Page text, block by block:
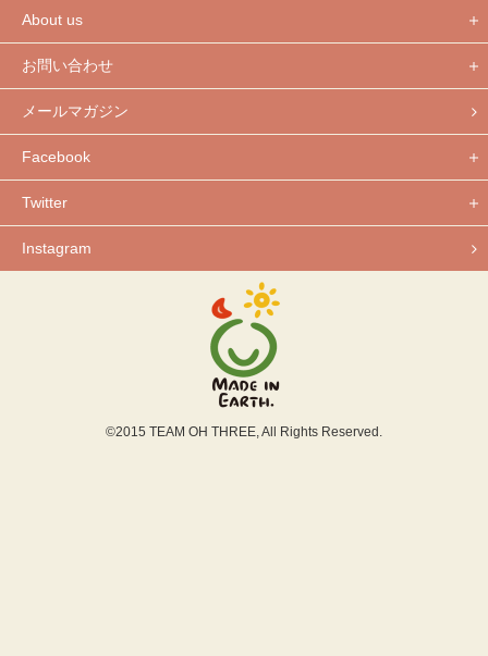
About us
お問い合わせ
メールマガジン
Facebook
Twitter
Instagram
©2015 TEAM OH THREE, All Rights Reserved.